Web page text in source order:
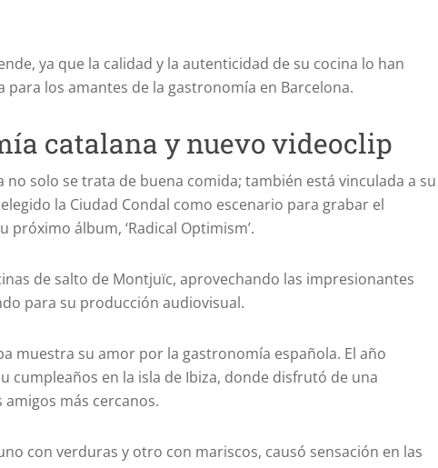
ya que la calidad y la autenticidad de su cocina lo han
los amantes de la gastronomía en Barcelona.
catalana y nuevo videoclip
no solo se trata de buena comida; también está vinculada a su
la Ciudad Condal como escenario para grabar el
álbum, ‘Radical Optimism’.
de salto de Montjuïc, aprovechando las impresionantes
para su producción audiovisual.
muestra su amor por la gastronomía española. El año
cumpleaños en la isla de Ibiza, donde disfrutó de una
más cercanos.
con verduras y otro con mariscos, causó sensación en las